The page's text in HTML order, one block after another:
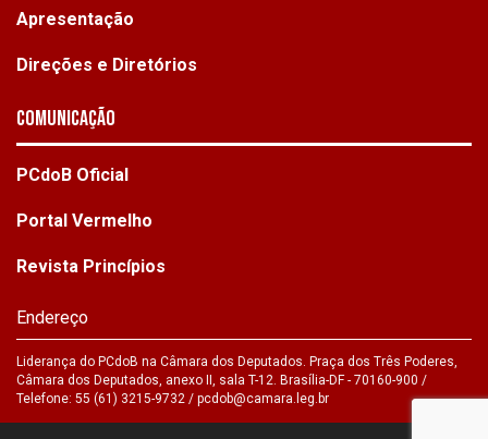
Apresentação
Direções e Diretórios
Comunicação
PCdoB Oficial
Portal Vermelho
Revista Princípios
Endereço
Liderança do PCdoB na Câmara dos Deputados. Praça dos Três Poderes,
Câmara dos Deputados, anexo II, sala T-12. Brasília-DF - 70160-900 /
Telefone: 55 (61) 3215-9732 / pcdob@camara.leg.br